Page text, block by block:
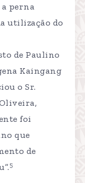
perna
utilização do
de Paulino
Kaingang
o Sr.
foi
que
de
5